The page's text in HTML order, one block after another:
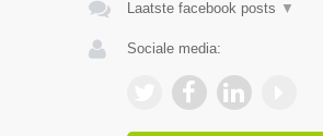
Laatste facebook posts ▼
Sociale media: